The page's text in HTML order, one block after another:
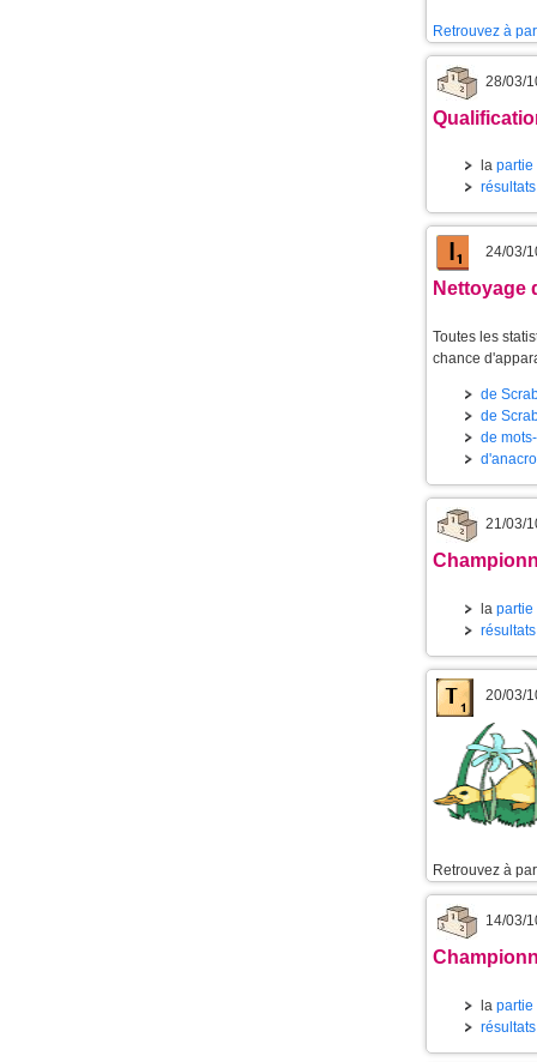
Retrouvez à
28/03/
la partie
24/03/
Nettoyage
Toutes les
chance
de
de
de
21/03/
la partie
20/03/
Retrouvez à
14/03/
la partie